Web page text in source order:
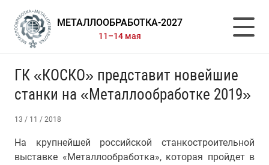
МЕТАЛЛООБРАБОТКА-2027
11–14 мая
ГК «КОСКО» представит новейшие
станки на «Металлообработке 2019»
13 / 11 / 2018
На крупнейшей российской станкостроительной
выставке «Металлообработка», которая пройдет в